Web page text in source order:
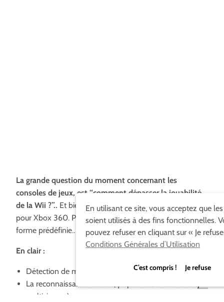
En utilisant ce site, vous acceptez que
soient utilisés à des fins fonctionnelles.
pouvez refuser en cliquant sur « Je
Conditions Générales d’Utilisation
C’est compris ! Je refuse
La grande question du moment concernant les
consoles de jeux, est “comment dépasser la jouabilité
de la Wii ?”.. Et bien Microsoft présente son projet Natal
pour Xbox 360. Pas de manette, pas de tracking de
forme prédéfinie.. juste celle du corps.
En clair :
Détection de mouvement 3D et tracking
La reconnaissance faciale (qui pourrait entraîner un
multi-joueur)